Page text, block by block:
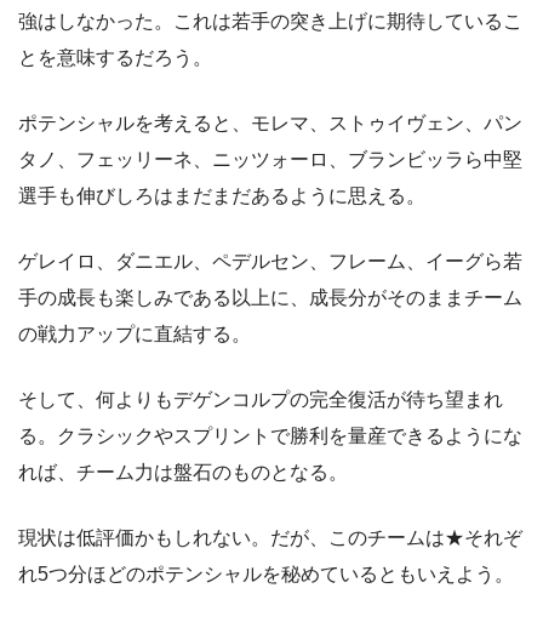
強はしなかった。これは若手の突き上げに期待しているこ
とを意味するだろう。
ポテンシャルを考えると、モレマ、ストゥイヴェン、パン
タノ、フェッリーネ、ニッツォーロ、ブランビッラら中堅
選手も伸びしろはまだまだあるように思える。
ゲレイロ、ダニエル、ペデルセン、フレーム、イーグら若
手の成長も楽しみである以上に、成長分がそのままチーム
の戦力アップに直結する。
そして、何よりもデゲンコルプの完全復活が待ち望まれ
る。クラシックやスプリントで勝利を量産できるようにな
れば、チーム力は盤石のものとなる。
現状は低評価かもしれない。だが、このチームは★それぞ
れ5つ分ほどのポテンシャルを秘めているともいえよう。